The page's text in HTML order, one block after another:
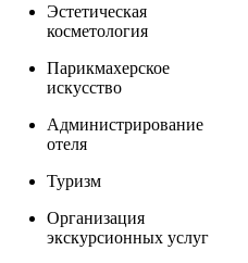
Эстетическая
косметология
Парикмахерское
искусство
Администрирование
отеля
Туризм
Организация
экскурсионных услуг